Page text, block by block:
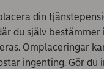
din
du själv bestämmer
Omplaceringar
ingenting. Gör du